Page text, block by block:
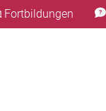
Fortbildungen